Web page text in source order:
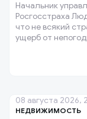
Начальник
Росгосстраха
что не всякий
ущерб от
НЕДВИЖИМОСТЬ
08 августа 2026,